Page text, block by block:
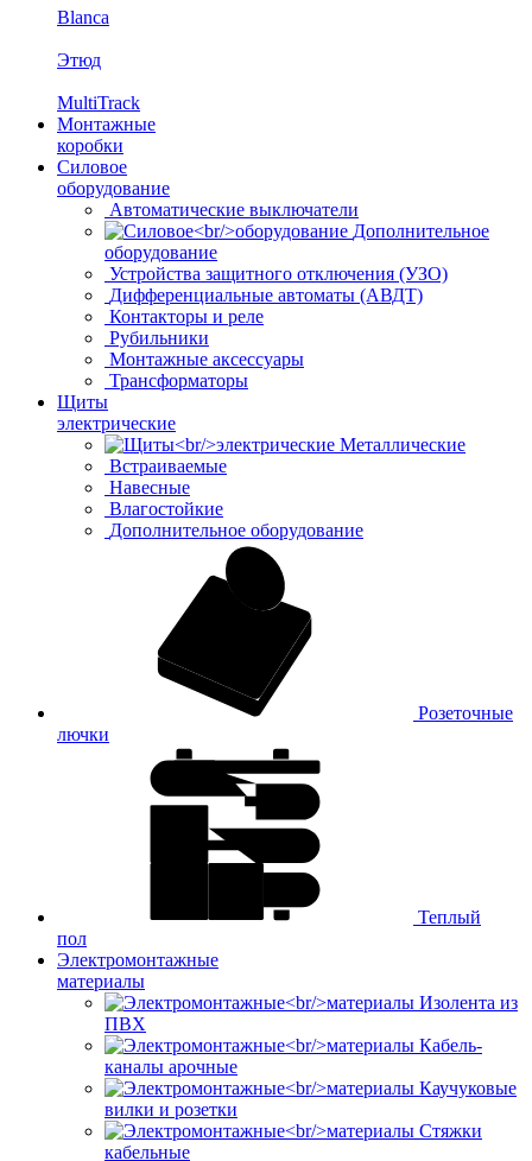
Blanca
Этюд
MultiTrack
Монтажные
коробки
Силовое
оборудование
Автоматические выключатели
Дополнительное
оборудование
Устройства защитного отключения (УЗО)
Дифференциальные автоматы (АВДТ)
Контакторы и реле
Рубильники
Монтажные аксессуары
Трансформаторы
Щиты
электрические
Металлические
Встраиваемые
Навесные
Влагостойкие
Дополнительное оборудование
Розеточные
лючки
Теплый
пол
Электромонтажные
материалы
Изолента из
ПВХ
Кабель-
каналы арочные
Каучуковые
вилки и розетки
Стяжки
кабельные